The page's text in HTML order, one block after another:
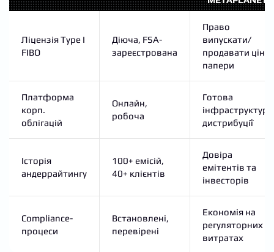
Ліцензія Type I
FIBO
Діюча, FSA-
зареєстрована
Право
випускати/
продавати цінні
папери
Платформа
корп.
облігацій
Онлайн,
робоча
Готова
інфраструктура
дистрибуції
Історія
андеррайтингу
100+ емісій,
40+ клієнтів
Довіра
емітентів та
інвесторів
Compliance-
процеси
Встановлені,
перевірені
Економія на
регуляторних
витратах